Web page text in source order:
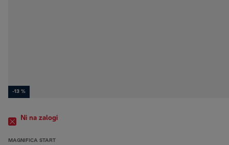
-13 %
Ni na zalogi
MAGNIFICA START